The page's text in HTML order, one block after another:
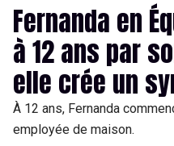
Fernanda en
à 12 ans par
elle crée un
À 12 ans, Fernanda
employée de maison.